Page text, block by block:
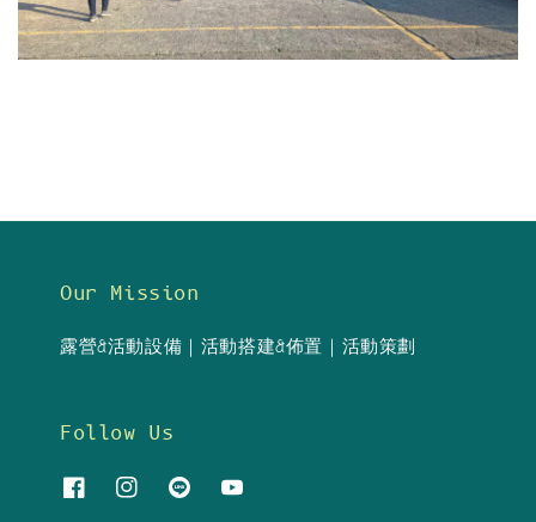
Our Mission
露營&活動設備｜活動搭建&佈置｜活動策劃
Follow Us